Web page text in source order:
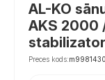
AL-KO
AKS 2000
Preces kods:m9981430